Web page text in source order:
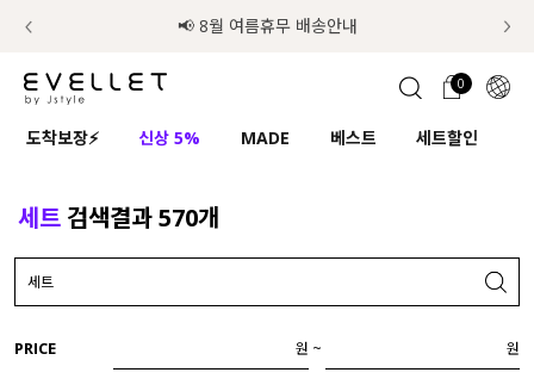
럭키 이룰렛 최대 30% OFF + 100% 당첨
📢 8월 여름휴무 배송안내
추가금 NO! 오늘주문 오늘도착 보장 배송서비스 🚚
0
도착보장⚡ 신상 5% MADE 베스트 세트할인
ENG
콘텐츠 리뷰 & 혜택
CATEGORY COMMUNITY
도착보장⚡
인플루언서 pick!
ALL
익스클루시브
세트 검색결과570개
PRICE 원 ~ 원